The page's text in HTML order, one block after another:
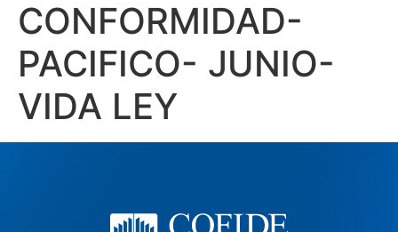
CONFORMIDAD-
PACIFICO- JUNIO-
VIDA LEY